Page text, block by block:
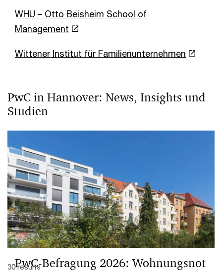
WHU – Otto Beisheim School of
Management
Wittener Institut für Familienunternehmen
PwC in Hannover: News, Insights und
Studien
PwC-Befragung 2026: Wohnungsnot
30 results